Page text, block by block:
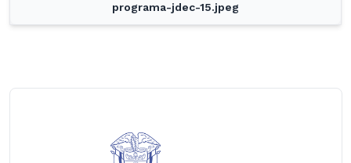
programa-jdec-15.jpeg